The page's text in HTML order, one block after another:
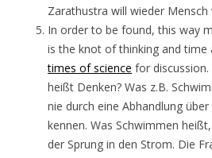
Zarathustra will wieder Mensch
In order to be found, this way
is the knot of thinking and time
times of science for discussion.
heißt Denken? Was z.B.
nie durch eine Abhandlung
kennen. Was Schwimmen
der Sprung in den Strom. Die